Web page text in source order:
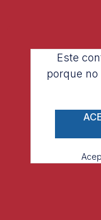
Este
porque no